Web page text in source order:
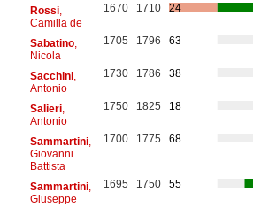
Rossi,
Camilla de
1670 1710 24
Sabatino,
Nicola
1705 1796 63
Sacchini,
Antonio
1730 1786 38
Salieri,
Antonio
1750 1825 18
Sammartini,
Giovanni
Battista
1700 1775 68
Sammartini,
Giuseppe
1695 1750 55